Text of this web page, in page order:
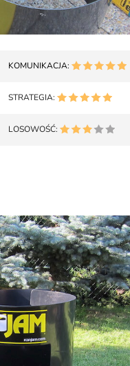
KOMUNIKACJA:
STRATEGIA:
LOSOWOŚĆ: